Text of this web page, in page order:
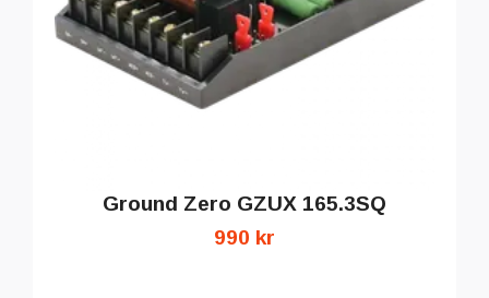
Ground Zero GZUX 165.3SQ
990 kr